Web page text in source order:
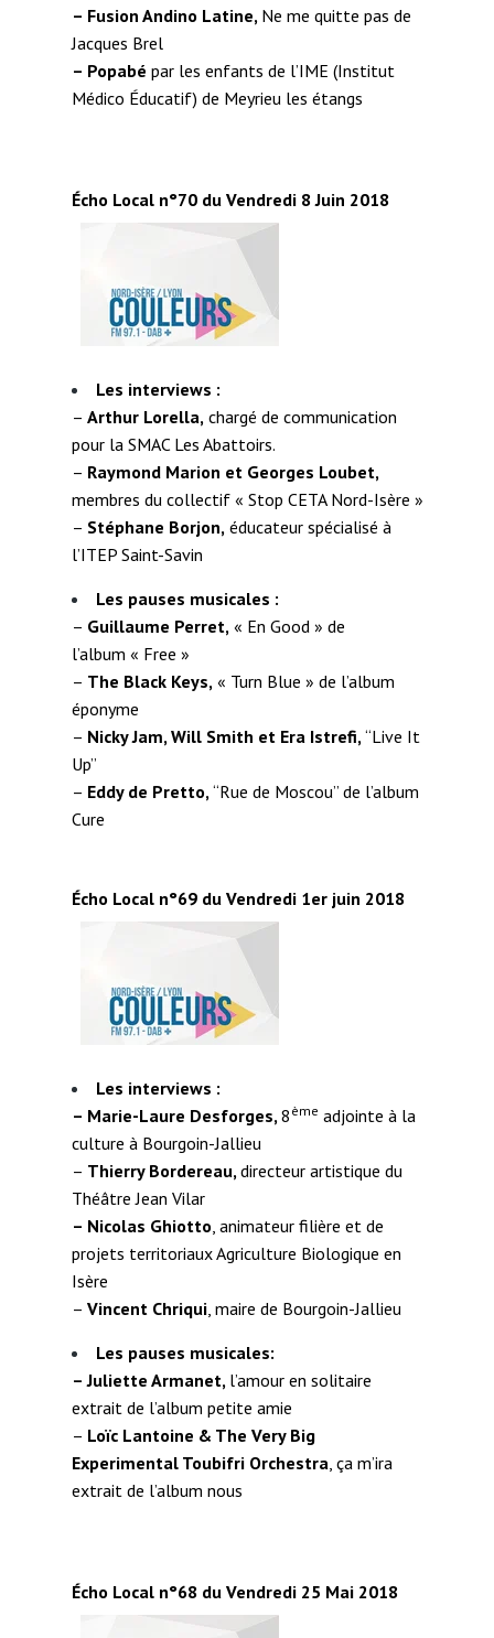
– Fusion Andino Latine, Ne me quitte pas de
Jacques Brel
– Popabé par les enfants de l’IME (Institut
Médico Éducatif) de Meyrieu les étangs
Écho Local n°70 du Vendredi 8 Juin 2018
Les interviews :
– Arthur Lorella, chargé de communication
pour la SMAC Les Abattoirs.
– Raymond Marion et Georges Loubet,
membres du collectif « Stop CETA Nord-Isère »
– Stéphane Borjon, éducateur spécialisé à
l’ITEP Saint-Savin
Les pauses musicales :
– Guillaume Perret, « En Good » de
l’album « Free »
– The Black Keys, « Turn Blue » de l’album
éponyme
– Nicky Jam, Will Smith et Era Istrefi, “Live It
Up”
– Eddy de Pretto, “Rue de Moscou” de l’album
Cure
Écho Local n°69 du Vendredi 1er juin 2018
Les interviews :
– Marie-Laure Desforges, 8 ème adjointe à la
culture à Bourgoin-Jallieu
– Thierry Bordereau, directeur artistique du
Théâtre Jean Vilar
– Nicolas Ghiotto , animateur filière et de
projets territoriaux Agriculture Biologique en
Isère
– Vincent Chriqui, maire de Bourgoin-Jallieu
Les pauses musicales:
– Juliette Armanet, l’amour en solitaire
extrait de l’album petite amie
– Loïc Lantoine & The Very Big
Experimental Toubifri Orchestra , ça m’ira
extrait de l’album nous
Écho Local n°68 du Vendredi 25 Mai 2018